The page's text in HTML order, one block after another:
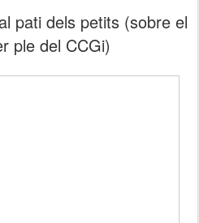
pati dels petits (sobre el
ple del CCGi)